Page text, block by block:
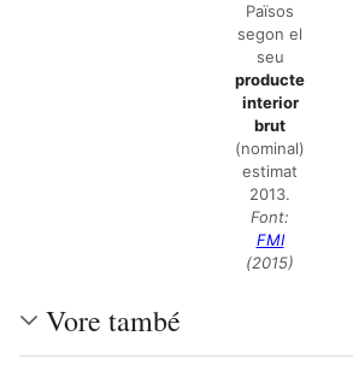
Països
segon el
seu
producte
interior
brut
(nominal)
estimat
2013.
Font:
FMI
(2015)
Vore també